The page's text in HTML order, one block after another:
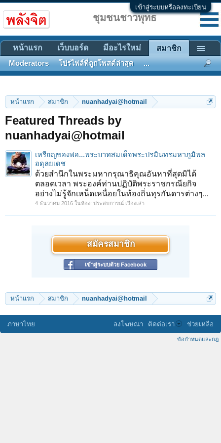
เข้าสู่ระบบหรือลงทะเบียน
หน้าแรก สมาชิก nuanhadyai@hotmail
Featured Threads by
nuanhadyai@hotmail
เหรียญของพ่อ...พระบาทสมเด็จพระปรมินทรมหาภูมิพล
อดุลยเดช
ด้วยสำนึกในพระมหากรุณาธิคุณอันหาที่สุดมิได้
ตลอดเวลา พระองค์ท่านปฏิบัติพระราชกรณียกิจ
อย่างไม่รู้จักเหน็ดเหนื่อยในท้องถิ่นทุรกันดารต่างๆ...
4 ธันวาคม 2016 ในห้อง: ประสบการณ์ เรื่องเล่า
สมัครสมาชิก
เข้าสู่ระบบด้วย Facebook
หน้าแรก สมาชิก nuanhadyai@hotmail
ชุมชนชาวพุทธ
หน้าแรก เว็บบอร์ด มีอะไรใหม่ สมาชิก
Moderators โปรไฟล์ที่ถูกโพสต์ล่าสุด ...
ภาษาไทย ลงโฆษณา ติดต่อเรา ช่วยเหลือ
ข้อกำหนดและกฎ